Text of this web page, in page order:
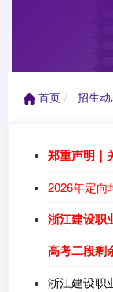
首页 招生
郑重声明｜
2026年定向
浙江建设职
高考二段剩
浙江建设职